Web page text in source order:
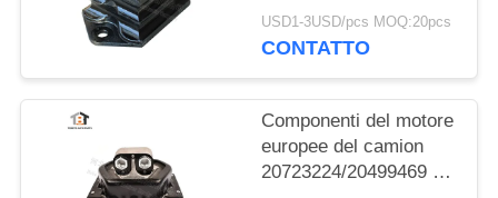
Rubber Engine Mount
Bracket Shacman
USD1-3USD/pcs MOQ:20pcs
CONTATTO
Componenti del motore
europee del camion
20723224/20499469 di